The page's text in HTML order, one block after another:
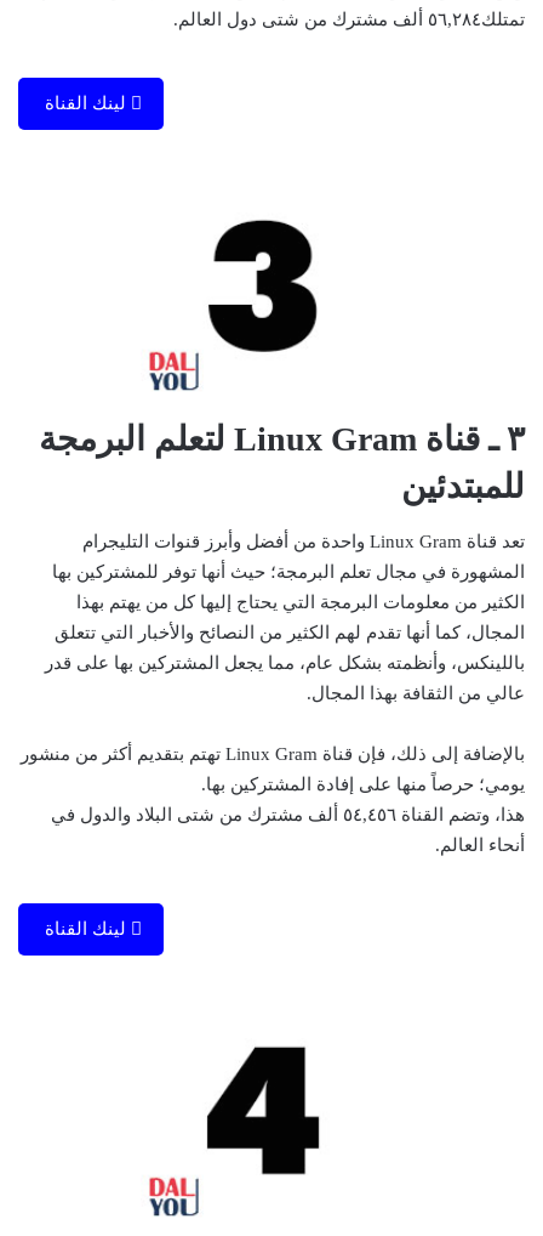
تمتلك٥٦,٢٨٤ ألف مشترك من شتى دول العالم.
لينك القناة
٣ ـ قناة Linux Gram لتعلم البرمجة
للمبتدئين
تعد قناة Linux Gram واحدة من أفضل وأبرز قنوات التليجرام
المشهورة في مجال تعلم البرمجة؛ حيث أنها توفر للمشتركين بها
الكثير من معلومات البرمجة التي يحتاج إليها كل من يهتم بهذا
المجال، كما أنها تقدم لهم الكثير من النصائح والأخبار التي تتعلق
باللينكس، وأنظمته بشكل عام، مما يجعل المشتركين بها على قدر
عالي من الثقافة بهذا المجال.
بالإضافة إلى ذلك، فإن قناة Linux Gram تهتم بتقديم أكثر من منشور
يومي؛ حرصاً منها على إفادة المشتركين بها.
هذا، وتضم القناة ٥٤,٤٥٦ ألف مشترك من شتى البلاد والدول في
أنحاء العالم.
لينك القناة